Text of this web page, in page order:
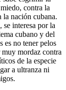
contra la
la nación cubana.
se interesa por la
cubano y del
es no tener pelos
mordaz contra
de la especie
a ultranza ni